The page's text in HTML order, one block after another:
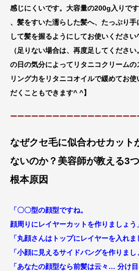
感じにくいです。大容量の200g入りです
、髪をすいた濡らした髪へ、たっぷり手
して髪を握るようにしてお使いくださ
（足りない場合は、再度足してください
の日の気分によってリタニコクリームの
リング力をリタニコオイルで緩めてお使
だくこともできます^ ^】
ーーーーーーーーーーーーーーーーーー
なぜクセ毛に似合わせカット
ないのか？ 美容師が教える3
根本原因
「〇〇型の顔型ですね。
顔周りにレイヤーカットを作りましょう
「丸顔さんはトップにレイヤーを入れま
「小顔に見えるサイドバングを作りまし
「あなたの顔型なら前髪は云々… 分け